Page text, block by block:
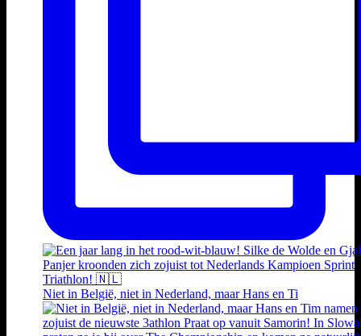
Niet in België, niet in Nederland, maar Hans en Ti